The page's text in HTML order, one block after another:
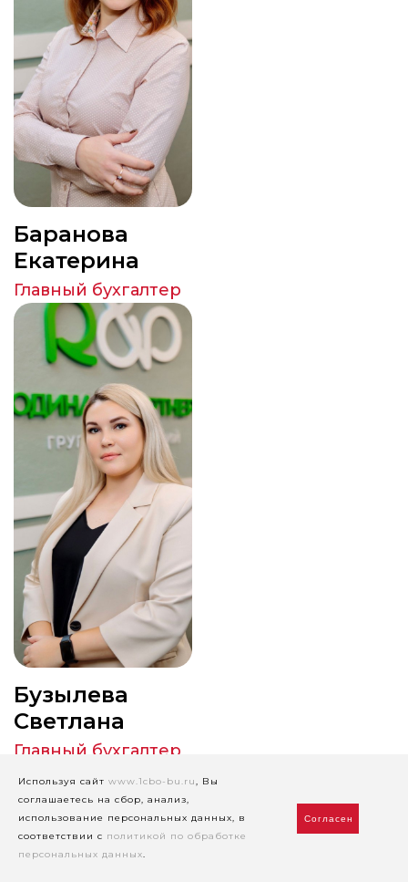
Баранова
Екатерина
Главный бухгалтер
Бузылева
Светлана
Главный бухгалтер
Используя сайт www.1cbo-bu.ru, Вы
соглашаетесь на сбор, анализ,
использование персональных данных, в
соответствии с политикой по обработке
персональных данных.
Согласен